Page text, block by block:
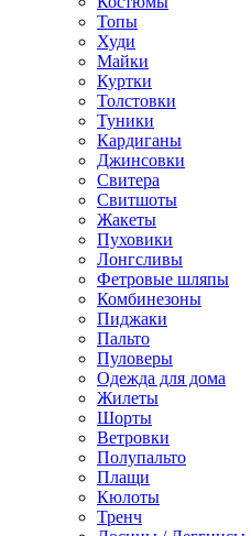
Топы
Худи
Майки
Куртки
Толстовки
Туники
Кардиганы
Джинсовки
Свитера
Свитшоты
Жакеты
Пуховики
Лонгсливы
Фетровые шляпы
Комбинезоны
Пиджаки
Пальто
Пуловеры
Одежда для дома
Жилеты
Шорты
Ветровки
Полупальто
Плащи
Кюлоты
Тренч